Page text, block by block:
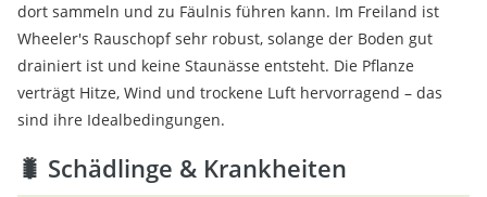
dort sammeln und zu Fäulnis führen kann. Im Freiland ist
Wheeler's Rauschopf sehr robust, solange der Boden gut
drainiert ist und keine Staunässe entsteht. Die Pflanze
verträgt Hitze, Wind und trockene Luft hervorragend – das
sind ihre Idealbedingungen.
🐛 Schädlinge & Krankheiten